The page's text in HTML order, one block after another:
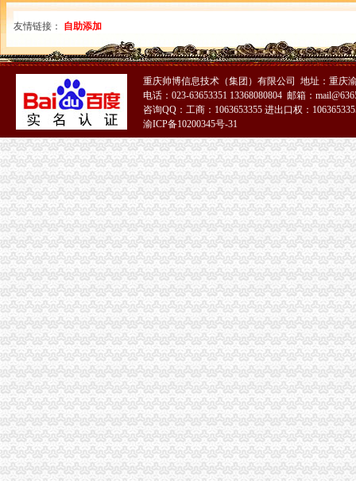
友情链接： 自助添加
重庆帅博信息技术（集团）有限公司 地址：重庆
电话：023-63653351 13368080804 邮箱：
咨询QQ：工商：1063653355 进出口权：
渝ICP备10200345号-31